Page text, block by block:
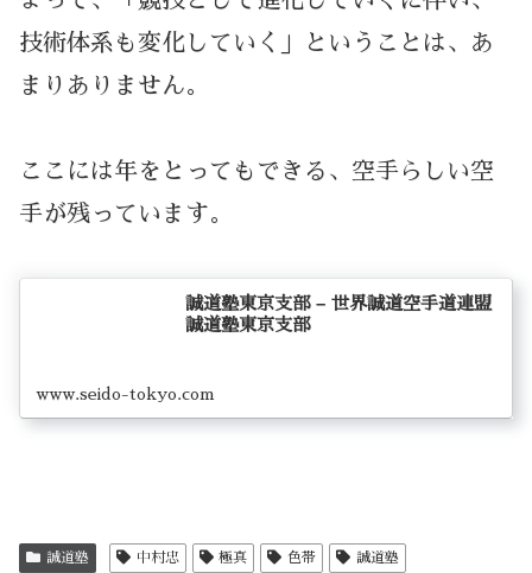
技術体系も変化していく」ということは、あ
まりありません。
ここには年をとってもできる、空手らしい空
手が残っています。
誠道塾東京支部 – 世界誠道空手道連盟
誠道塾東京支部
www.seido-tokyo.com
誠道塾 中村忠 極真 色帯 誠道塾